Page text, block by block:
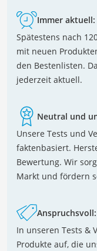
Immer aktuell:
Spätestens nach
mit neuen
den Bestenlisten.
jederzeit aktuell.
Neutral und
Unsere Tests und
faktenbasiert.
Bewertung. Wir
Markt und fördern
Anspruchsvoll:
In unseren Tests &
Produkte auf, die